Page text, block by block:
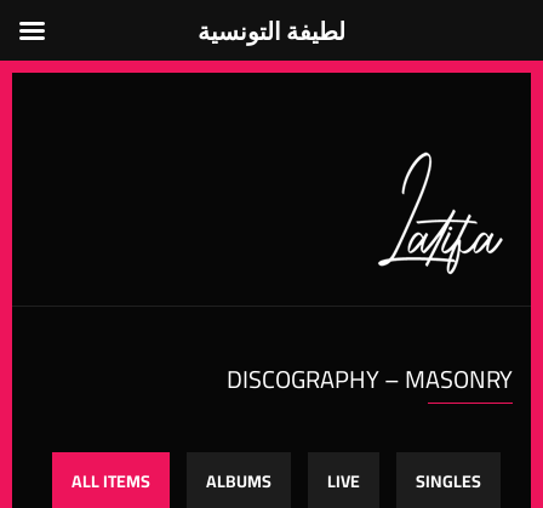
لطيفة التونسية
DISCOGRAPHY – MASONRY
ALL ITEMS ALBUMS LIVE SINGLES
لطيفة التونسية